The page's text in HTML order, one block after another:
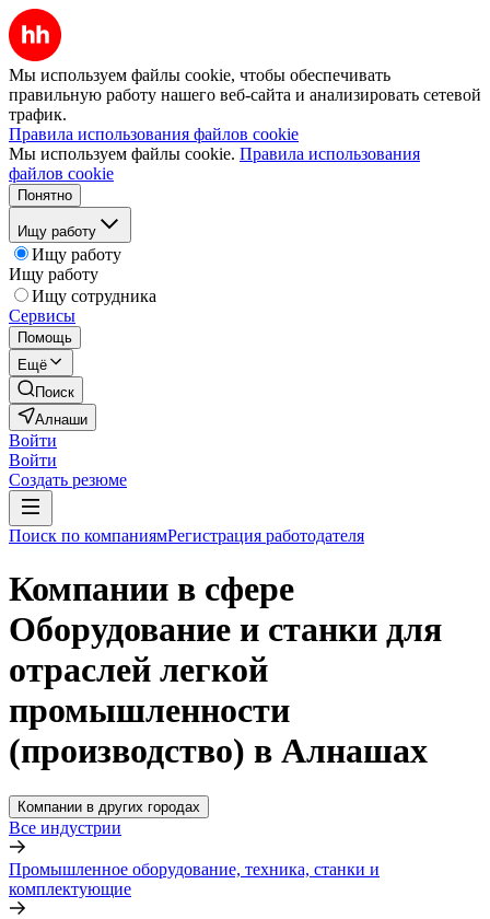
Мы используем файлы cookie, чтобы обеспечивать
правильную работу нашего веб-сайта и анализировать сетевой
трафик.
Правила использования файлов cookie
Мы используем файлы cookie. Правила использования
файлов cookie
Понятно
Ищу работу
Ищу работу
Ищу работу
Ищу сотрудника
Сервисы
Помощь
Ещё
Поиск
Алнаши
Войти
Войти
Создать резюме
Поиск по компаниямРегистрация работодателя
Компании в сфере
Оборудование и станки для
отраслей легкой
промышленности
(производство) в Алнашах
Компании в других городах
Все индустрии
Промышленное оборудование, техника, станки и
комплектующие